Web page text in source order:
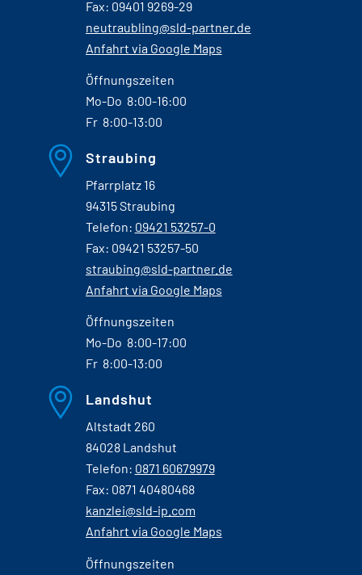
Fax: 09401 9269-29
neutraubling@sld-partner.de
Anfahrt via Google Maps
Öffnungszeiten
Mo-Do 8:00-16:00
Fr 8:00-13:00
Straubing
Pfarrplatz 16
94315 Straubing
Telefon: 09421 53257-0
Fax: 09421 53257-50
straubing@sld-partner.de
Anfahrt via Google Maps
Öffnungszeiten
Mo-Do 8:00-17:00
Fr 8:00-13:00
Landshut
Altstadt 260
84028 Landshut
Telefon: 0871 60679979
Fax: 0871 40480468
kanzlei@sld-ip.com
Anfahrt via Google Maps
Öffnungszeiten